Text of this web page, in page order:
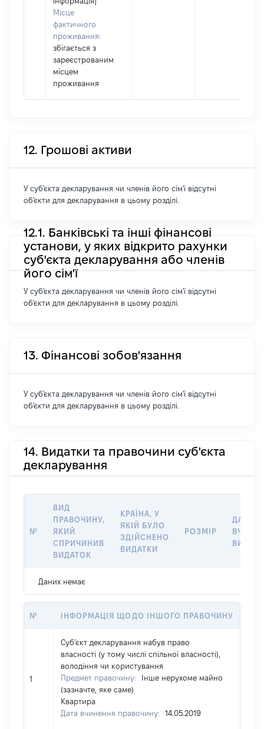
Місце
фактичного
проживання:
збігається з
зареєстрованим
місцем
проживання
12. Грошові активи
У суб'єкта декларування чи членів його сім'ї відсутні
об'єкти для декларування в цьому розділі.
12.1. Банківські та інші фінансові
установи, у яких відкрито рахунки
суб'єкта декларування або членів
його сім'ї
У суб'єкта декларування чи членів його сім'ї відсутні
об'єкти для декларування в цьому розділі.
13. Фінансові зобов'язання
У суб'єкта декларування чи членів його сім'ї відсутні
об'єкти для декларування в цьому розділі.
14. Видатки та правочини суб'єкта
декларування
№
ВИД
ПРАВОЧИНУ,
ЯКИЙ
СПРИЧИНИВ
ВИДАТОК
КРАЇНА, У
ЯКІЙ БУЛО
ЗДІЙСНЕНО
ВИДАТКИ
РОЗМІР
ДАТА
Даних немає
№ ІНФОРМАЦІЯ ЩОДО ІНШОГО ПРАВОЧИНУ
1
Суб’єкт декларування набув право
власності (у тому числі спільної власності),
володіння чи користування
Предмет правочину:
Інше нерухоме майно
(зазначте, яке саме)
Квартира
Дата вчинення правочину:
14.05.2019